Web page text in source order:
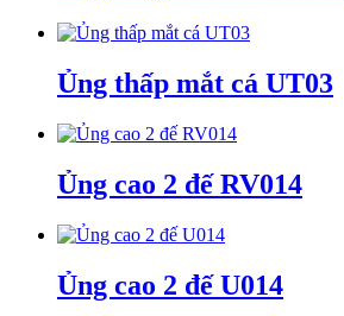
Ủng thấp mắt cá UT03
Ủng cao 2 đế RV014
Ủng cao 2 đế U014